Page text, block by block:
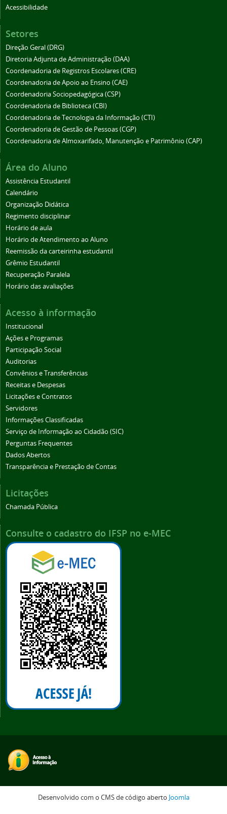
Acessibilidade
Setores
Direção Geral (DRG)
Diretoria Adjunta de Administração (DAA)
Coordenadoria de Registros Escolares (CRE)
Coordenadoria de Apoio ao Ensino (CAE)
Coordenadoria Sociopedagógica (CSP)
Coordenadoria de Biblioteca (CBI)
Coordenadoria de Tecnologia da Informação (CTI)
Coordenadoria de Gestão de Pessoas (CGP)
Coordenadoria de Almoxarifado, Manutenção e Patrimônio (CAP)
Área do Aluno
Assistência Estudantil
Calendário
Organização Didática
Regimento disciplinar
Horário de aula
Horário de Atendimento ao Aluno
Reemissão da carteirinha estudantil
Grêmio Estudantil
Recuperação Paralela
Horário das avaliações
Acesso à informação
Institucional
Ações e Programas
Participação Social
Auditorias
Convênios e Transferências
Receitas e Despesas
Licitações e Contratos
Servidores
Informações Classificadas
Serviço de Informação ao Cidadão (SIC)
Perguntas Frequentes
Dados Abertos
Transparência e Prestação de Contas
Licitações
Chamada Pública
Consulte o cadastro do IFSP no e-MEC
Desenvolvido com o CMS de código aberto Joomla